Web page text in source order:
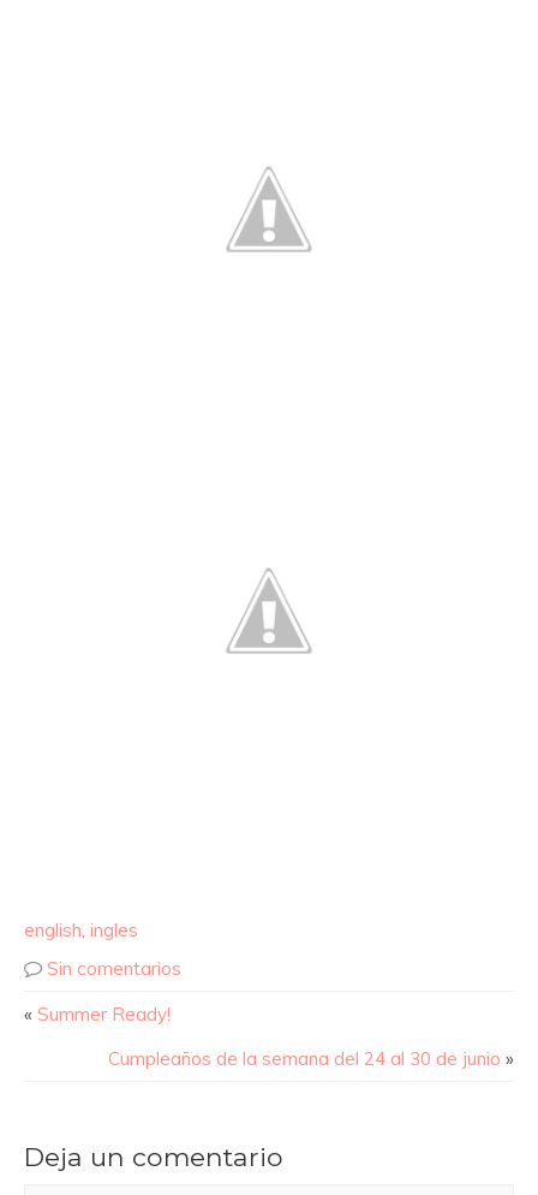
english ingles
Sin comentarios
« Summer Ready!
Cumpleaños de la semana del 24 al 30 de junio »
Deja un comentario